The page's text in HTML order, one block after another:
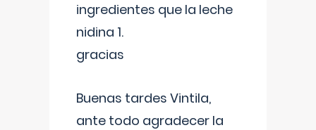
ingredientes que la leche
nidina 1.
gracias
Buenas tardes Vintila,
ante todo agradecer la